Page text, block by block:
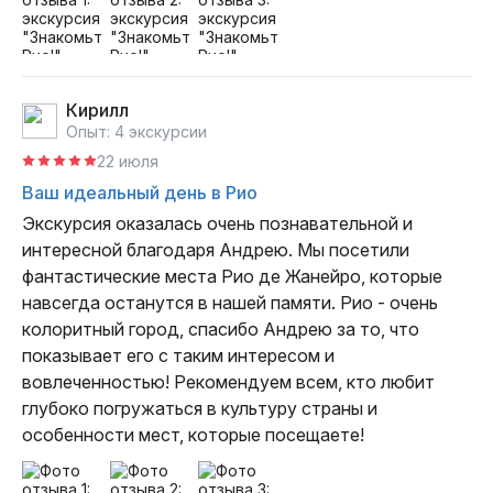
Кирилл
Опыт: 4 экскурсии
22 июля
Ваш идеальный день в Рио
Экскурсия оказалась очень познавательной и
интересной благодаря Андрею. Мы посетили
фантастические места Рио де Жанейро, которые
навсегда останутся в нашей памяти. Рио - очень
колоритный город, спасибо Андрею за то, что
показывает его с таким интересом и
вовлеченностью! Рекомендуем всем, кто любит
глубоко погружаться в культуру страны и
особенности мест, которые посещаете!